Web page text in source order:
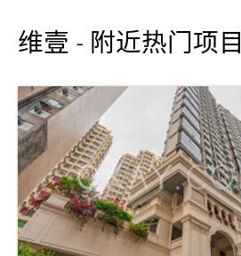
维壹 - 附近热门项目